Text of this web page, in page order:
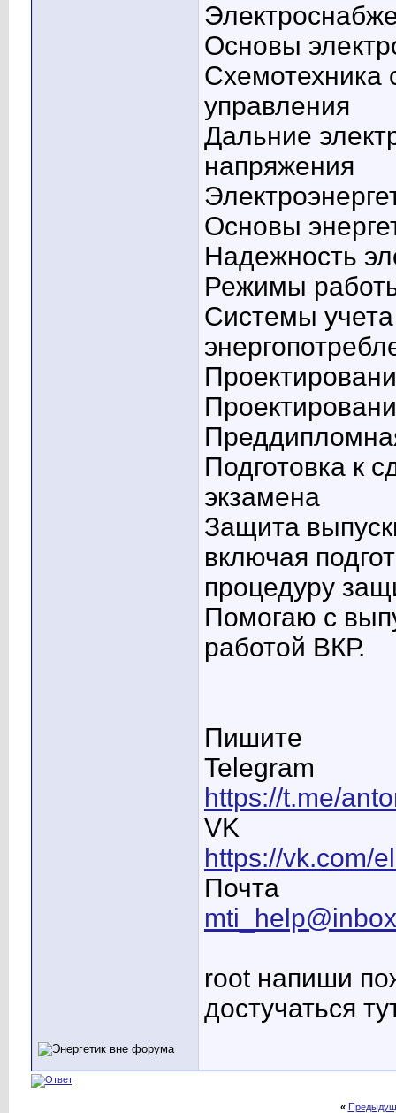
Основы
Схемотехника
управления
Дальние
напряжения
Основы
Надежность
Режимы
Системы
Подготовка к
экзамена
Защита
включая
процедуру
Помогаю с
работой ВКР.
Пишите
Telegram
https://t.me/
VK
https://vk.com/
Почта
root напиши
достучаться
«